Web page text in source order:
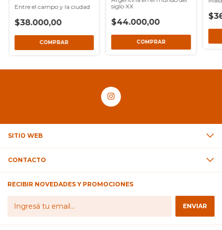
Entre el campo y la ciudad
$38.000,00
siglo XX
$44.000,00
SITIO WEB
CONTACTO
RECIBIR NOVEDADES Y PROMOCIONES